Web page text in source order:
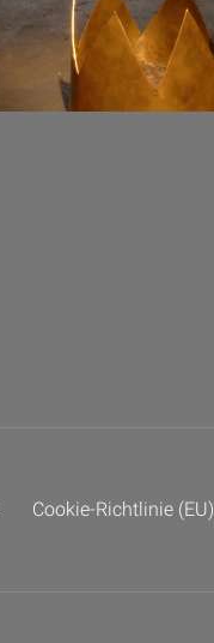
Cookie-Richtlinie (EU)